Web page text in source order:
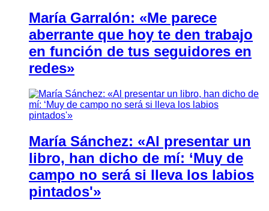
María Garralón: «Me parece
aberrante que hoy te den trabajo
en función de tus seguidores en
redes»
María Sánchez: «Al presentar un
libro, han dicho de mí: ‘Muy de
campo no será si lleva los labios
pintados'»